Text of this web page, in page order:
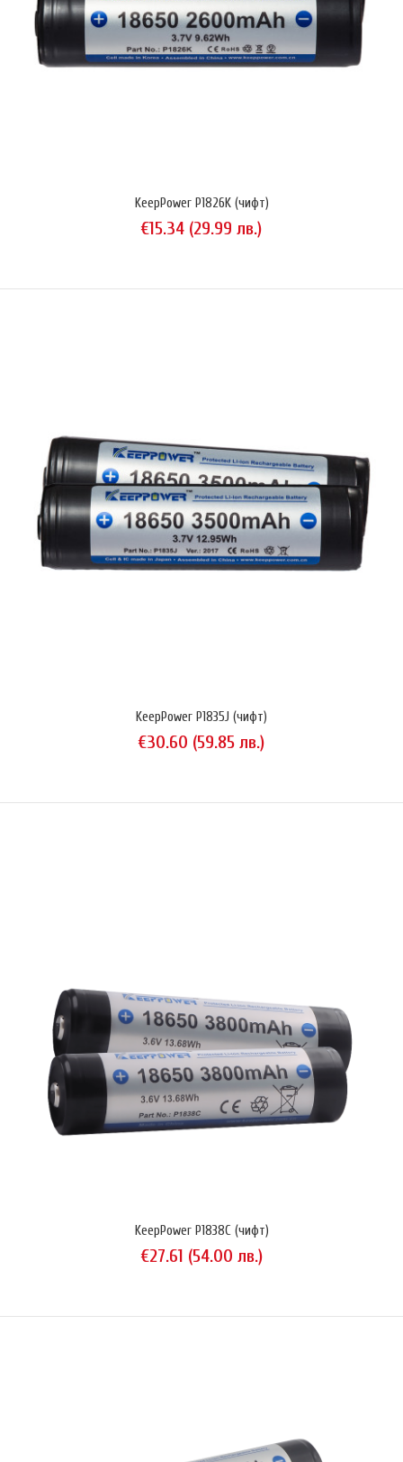
KeepPower P1826K (чифт)
защитата са произведени в Корея. Предназначена за използване в
LED фенери и други мощни консуматори. Презареждаема Li-Ion
батерия с капацитет 2600 mAh (при разряд с 0..
€30.60 (59.85 лв.)
KeepPower 18650 модел P1835J е литиево-йонна акумулаторна
батерия с капацитет 3,500 mAh (минимално гарантирани..
KeepPower P1826K (чифт)
€15.34 (29.99 лв.)
KeepPower P1835J (чифт)
€30.60 (59.85 лв.)
KeepPower P1838C (чифт)
€27.61 (54.00 лв.)